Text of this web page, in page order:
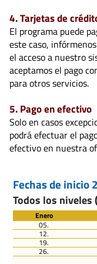
4. Tarjetas de
El programa puede
este caso,
el acceso a nuestro
aceptamos el pago
para otros servicios.
5. Pago en efectivo
Solo en casos
podrá efectuar el
efectivo en nuestra
Fechas de inicio
Todos los
Enero
05.
12.
19.
26.